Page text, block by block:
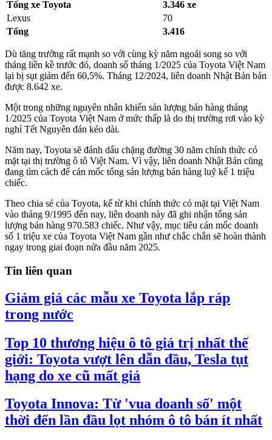
Tổng xe Toyota
3.346 xe
Lexus
70
Tổng
3.416
Dù tăng trưởng rất mạnh so với cùng kỳ năm ngoái song so với
tháng liền kề trước đó, doanh số tháng 1/2025 của Toyota Việt Nam
lại bị sụt giảm đến 60,5%. Tháng 12/2024, liên doanh Nhật Bản bán
được 8.642 xe.
Một trong những nguyên nhân khiến sản lượng bán hàng tháng
1/2025 của Toyota Việt Nam ở mức thấp là do thị trường rơi vào kỳ
nghỉ Tết Nguyên đán kéo dài.
Năm nay, Toyota sẽ đánh dấu chặng đường 30 năm chính thức có
mặt tại thị trường ô tô Việt Nam. Vì vậy, liên doanh Nhật Bản cũng
đang tìm cách để cán mốc tổng sản lượng bán hàng luỹ kế 1 triệu
chiếc.
Theo chia sẻ của Toyota, kể từ khi chính thức có mặt tại Việt Nam
vào tháng 9/1995 đến nay, liên doanh này đã ghi nhận tổng sản
lượng bán hàng 970.583 chiếc. Như vậy, mục tiêu cán mốc doanh
số 1 triệu xe của Toyota Việt Nam gần như chắc chắn sẽ hoàn thành
ngay trong giai đoạn nửa đầu năm 2025.
Tin liên quan
Giảm giá các mẫu xe Toyota lắp ráp
trong nước
Top 10 thương hiệu ô tô giá trị nhất thế
giới: Toyota vượt lên dẫn đầu, Tesla tụt
hạng do xe cũ mất giá
Toyota Innova: Từ 'vua doanh số' một
thời đến lần đầu lọt nhóm ô tô bán ít nhất